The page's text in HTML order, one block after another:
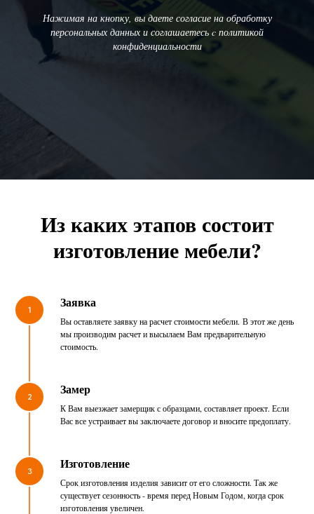
Нажимая на кнопку, вы даете согласие на обработку
персональных данных и соглашаетесь c политикой
конфиденциальности
Из каких этапов состоит
изготовление мебели?
1 Заявка
Вы оставляете заявку на расчет стоимости мебели. В этот же день
мы производим расчет и высылаем Вам предварительную
стоимость.
2 Замер
К Вам выезжает замерщик с образцами, составляет проект. Если
Вас все устраивает вы заключаете договор и вносите предоплату.
3 Изготовление
Срок изготовления изделия зависит от его сложности. Так же
существует сезонность - время перед Новым Годом, когда срок
изготовления увеличен.